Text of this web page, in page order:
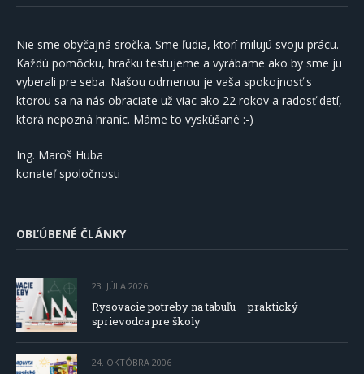
Nie sme obyčajná sročka. Sme ľudia, ktorí milujú svoju prácu.
Každú pomôcku, hračku testujeme a vyrábame ako by sme ju
vyberali pre seba. Našou odmenou je vaša spokojnosť s
ktorou sa na nás obraciate už viac ako 22 rokov a radosť detí,
ktorá nepozná hraníc. Máme to vyskúšané :-)
Ing. Maroš Huba
konateľ spoločnosti
OBĽÚBENÉ ČLÁNKY
23. JÚLA 2026
Rysovacie potreby na tabuľu – praktický
sprievodca pre školy
24. OKTÓBRA 2006